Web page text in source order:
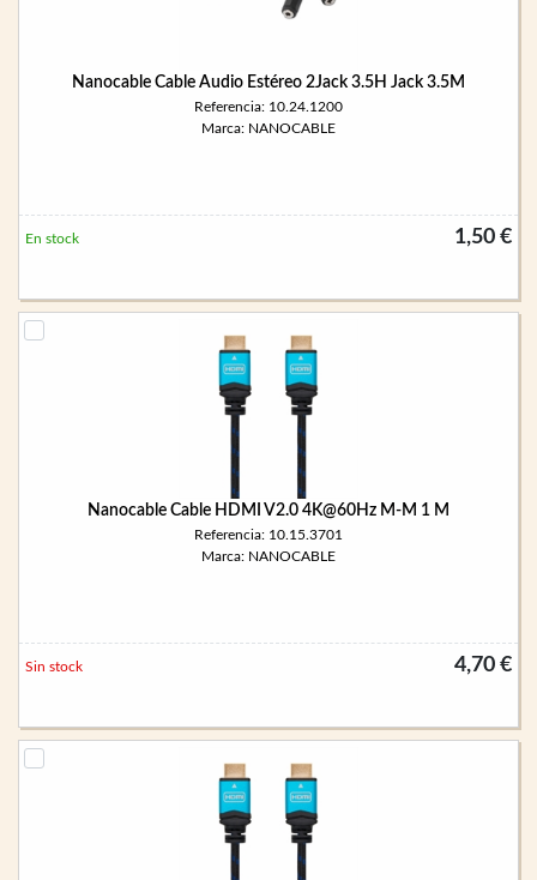
Nanocable Cable Audio Estéreo 2Jack 3.5H Jack 3.5M
Referencia: 10.24.1200
Marca: NANOCABLE
1,50 €
En stock
Nanocable Cable HDMI V2.0 4K@60Hz M-M 1 M
Referencia: 10.15.3701
Marca: NANOCABLE
4,70 €
Sin stock